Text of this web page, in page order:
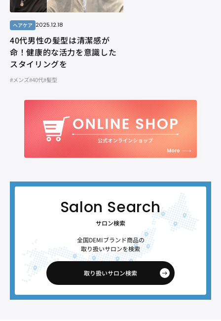
ヘアケア 2025.12.18
40代男性の髪型は清潔感が
命！健康的な活力を意識した
スタイリングを
#メンズ#40代#髪型
サロン検索
全国DEMIブランド商品の
取り扱いサロンを検索
取り扱いサロン検索